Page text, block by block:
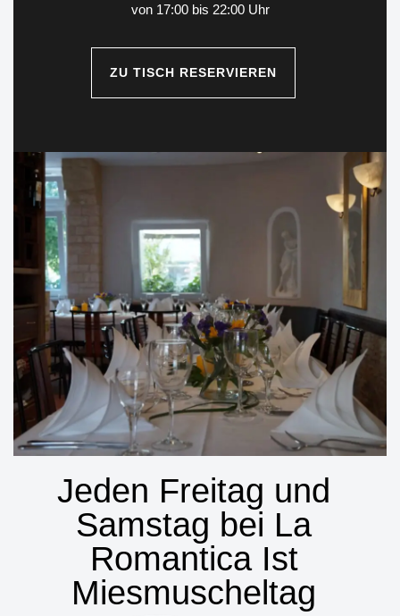
von 17:00 bis 22:00 Uhr
ZU TISCH RESERVIEREN
Jeden Freitag und
Samstag bei La
Romantica Ist
Miesmuscheltag